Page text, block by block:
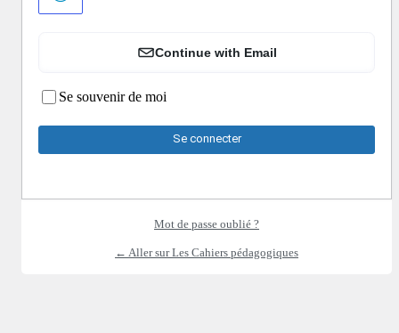
Continue with Email
Se souvenir de moi
Mot de passe oublié ?
← Aller sur Les Cahiers pédagogiques